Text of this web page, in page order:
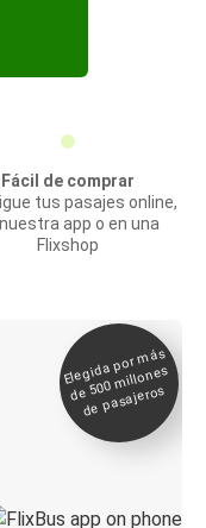
Fácil de comprar
tus pasajes online,
app o en una
Flixshop
Elegida por
más
de 500
millones
de pasajeros